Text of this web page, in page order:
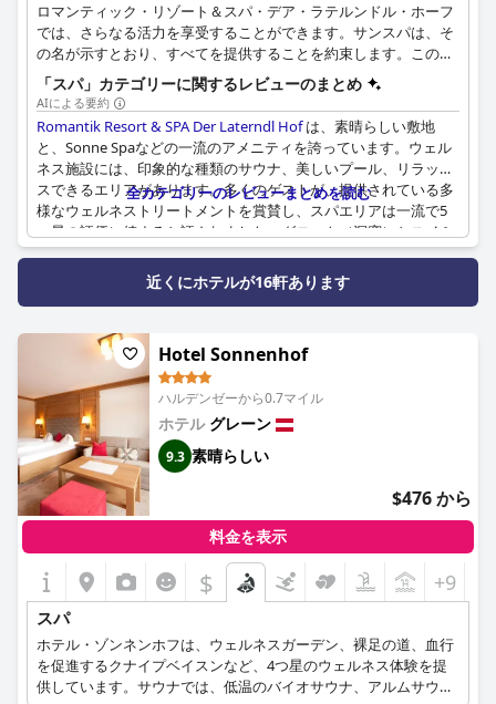
ロマンティック・リゾート＆スパ・デア・ラテルンドル・ホーフ
では、さらなる活力を享受することができます。サンスパは、そ
の名が示すとおり、すべてを提供することを約束します。この
広々とした様々な屋内外のエリアには、心身のバランスを取り戻
し、完全なリラクゼーションを得るために必要なものがすべて揃
っています。フィンランド式サウナ、アロマパーラー、赤外線キ
ャビン、リラクゼーションエリア、ジャグジー付きの壮大な青の
洞窟からは、リラクゼーションガーデンと周囲の山々を直接眺め
ることができます。ビューティーエリアでは、美と深いリラクゼ
ーションに関するあらゆるものを見つけることができます。
PHARMOS NATURとHASLAUERの高品質な製品を使用したマッサ
ージや、ビューティートリートメントをお楽しみください。
「スパ」カテゴリーに関するレビューのまとめ
AIによる要約
Romantik Resort & SPA Der Laterndl Hofは、素晴らしい敷地
と、Sonne Spaなどの一流のアメニティを誇っています。ウェル
ネス施設には、印象的な種類のサウナ、美しいプール、リラック
スできるエリアがあります。多くのゲストが、提供されている多
様なウェルネストリートメントを賞賛し、スパエリアは一流で5
つ星の評価に値すると評されました。グロット（洞窟）とスイミ
ングポンドも高く評価され、ウェルネスランドスケープ全体は申
し分なく整備され、モダンでありながらパーソナルな雰囲気があ
りました。全体として、ウェルネスエリアは、サウナ、スイミン
から高い評価を受け、強く推奨されました。
全カテゴリーのレビューまとめを読む
近くにホテルが16軒あります
Hotel Sonnenhof
ハルデンゼーから0.7マイル
ホテル グレーン
9.3 素晴らしい
$476 から
料金を表示
$ +9
スパ
ホテル・ゾンネンホフは、ウェルネスガーデン、裸足の道、血行
を促進するクナイプベイスンなど、4つ星のウェルネス体験を提
供しています。サウナでは、低温のバイオサウナ、アルムサウ